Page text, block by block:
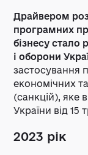
Драйвером
програмних
бізнесу стало
і оборони
застосування
економічних
(санкцій), яке
України від 15
2023 рік